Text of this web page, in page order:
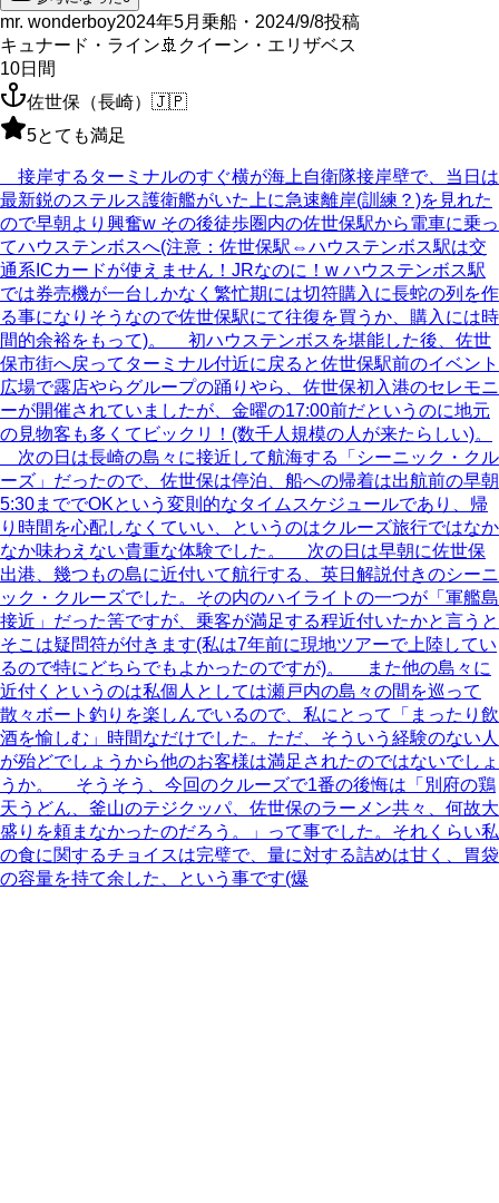
mr. wonderboy2024年5月乗船・2024/9/8投稿
キュナード・ライン 🚢 クイーン・エリザベス
10日間
佐世保（長崎） 🇯🇵
5とても満足
接岸するターミナルのすぐ横が海上自衛隊接岸壁で、当日は
最新鋭のステルス護衛艦がいた上に急速離岸(訓練？)を見れた
ので早朝より興奮w その後徒歩圏内の佐世保駅から電車に乗っ
てハウステンボスへ(注意：佐世保駅⇔ハウステンボス駅は交
通系ICカードが使えません！JRなのに！w ハウステンボス駅
では券売機が一台しかなく繁忙期には切符購入に長蛇の列を作
る事になりそうなので佐世保駅にて往復を買うか、購入には時
間的余裕をもって)。 初ハウステンボスを堪能した後、佐世
保市街へ戻ってターミナル付近に戻ると佐世保駅前のイベント
広場で露店やらグループの踊りやら、佐世保初入港のセレモニ
ーが開催されていましたが、金曜の17:00前だというのに地元
の見物客も多くてビックリ！(数千人規模の人が来たらしい)。
次の日は長崎の島々に接近して航海する「シーニック・クル
ーズ」だったので、佐世保は停泊、船への帰着は出航前の早朝
5:30まででOKという変則的なタイムスケジュールであり、帰
り時間を心配しなくていい、というのはクルーズ旅行ではなか
なか味わえない貴重な体験でした。 次の日は早朝に佐世保
出港、幾つもの島に近付いて航行する、英日解説付きのシーニ
ック・クルーズでした。その内のハイライトの一つが「軍艦島
接近」だった筈ですが、乗客が満足する程近付いたかと言うと
そこは疑問符が付きます(私は7年前に現地ツアーで上陸してい
るので特にどちらでもよかったのですが)。 また他の島々に
近付くというのは私個人としては瀬戸内の島々の間を巡って
散々ボート釣りを楽しんでいるので、私にとって「まったり飲
酒を愉しむ」時間なだけでした。ただ、そういう経験のない人
が殆どでしょうから他のお客様は満足されたのではないでしょ
うか。 そうそう、今回のクルーズで1番の後悔は「別府の鶏
天うどん、釜山のテジクッパ、佐世保のラーメン共々、何故大
盛りを頼まなかったのだろう。」って事でした。それくらい私
の食に関するチョイスは完璧で、量に対する詰めは甘く、胃袋
の容量を持て余した、という事です(爆